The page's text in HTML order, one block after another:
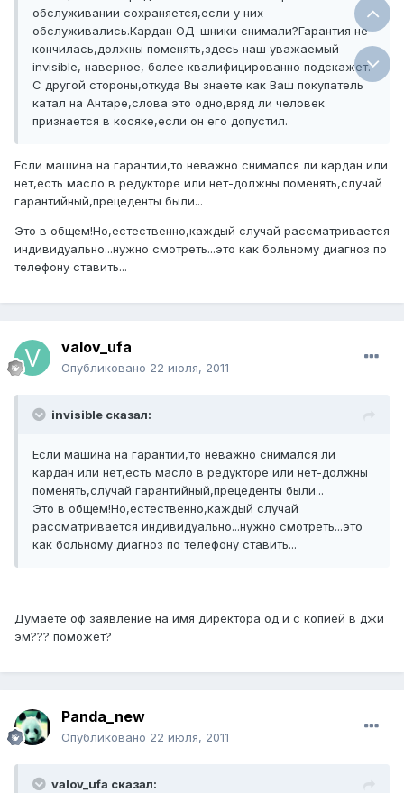
обслуживании сохраняется,если у них
обслуживались.Кардан ОД-шники снимали?Гарантия не
кончилась,должны поменять,здесь наш уважаемый
invisible, наверное, более квалифицированно подскажет.
С другой стороны,откуда Вы знаете как Ваш покупатель
катал на Антаре,слова это одно,вряд ли человек
признается в косяке,если он его допустил.
Если машина на гарантии,то неважно снимался ли кардан или
нет,есть масло в редукторе или нет-должны поменять,случай
гарантийный,прецеденты были...
Это в общем!Но,естественно,каждый случай рассматривается
индивидуально...нужно смотреть...это как больному диагноз по
телефону ставить...
valov_ufa
Опубликовано 22 июля, 2011
invisible сказал:
Если машина на гарантии,то неважно снимался ли
кардан или нет,есть масло в редукторе или нет-должны
поменять,случай гарантийный,прецеденты были...
Это в общем!Но,естественно,каждый случай
рассматривается индивидуально...нужно смотреть...это
как больному диагноз по телефону ставить...
Думаете оф заявление на имя директора од и с копией в джи
эм??? поможет?
Panda_new
Опубликовано 22 июля, 2011
valov_ufa сказал: